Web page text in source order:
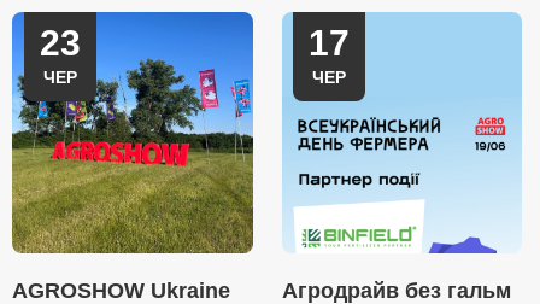
23
ЧЕР
AGROSHOW Ukraine
17
ЧЕР
Агродрайв без гальм